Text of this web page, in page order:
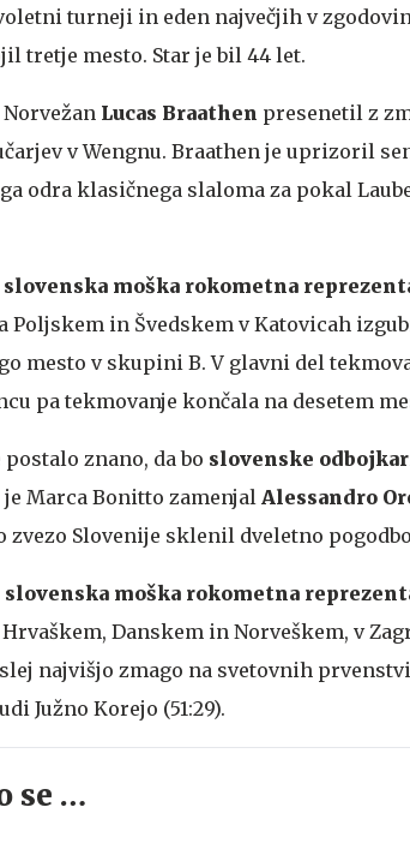
turneji in eden največjih v
tretje mesto. Star je bil 44 let.
Norvežan Lucas Braathen presenetil z
v Wengnu. Braathen je uprizoril
odra klasičnega slaloma za pokal
slovenska moška rokometna
Poljskem in Švedskem v Katovicah
mesto v skupini B. V glavni del
pa tekmovanje končala na desetem
postalo znano, da bo slovenske
Marca Bonitto zamenjal Alessandro
zvezo Slovenije sklenil dveletno
slovenska moška rokometna
Danskem in Norveškem, v
najvišjo zmago na svetovnih
Južno Korejo (51:29).
se …